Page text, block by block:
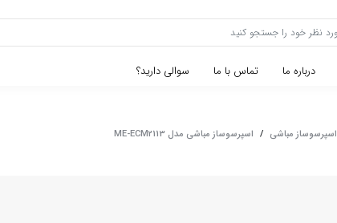
درباره ما تماس با ما سوالی دارید؟
اسپرسوساز مباشی / اسپرسوساز مباشی مدل ME-ECM2113